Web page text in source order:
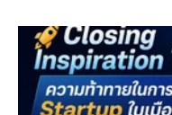
เทคโนโลยีสำคัญด้านซอฟต์
เปลี่ยนมุมมองจากผู้เชี่ยวช
ภายในงานได้นำเสนอแนว
Vehicle (SDV) ซึ่งกำลังเ